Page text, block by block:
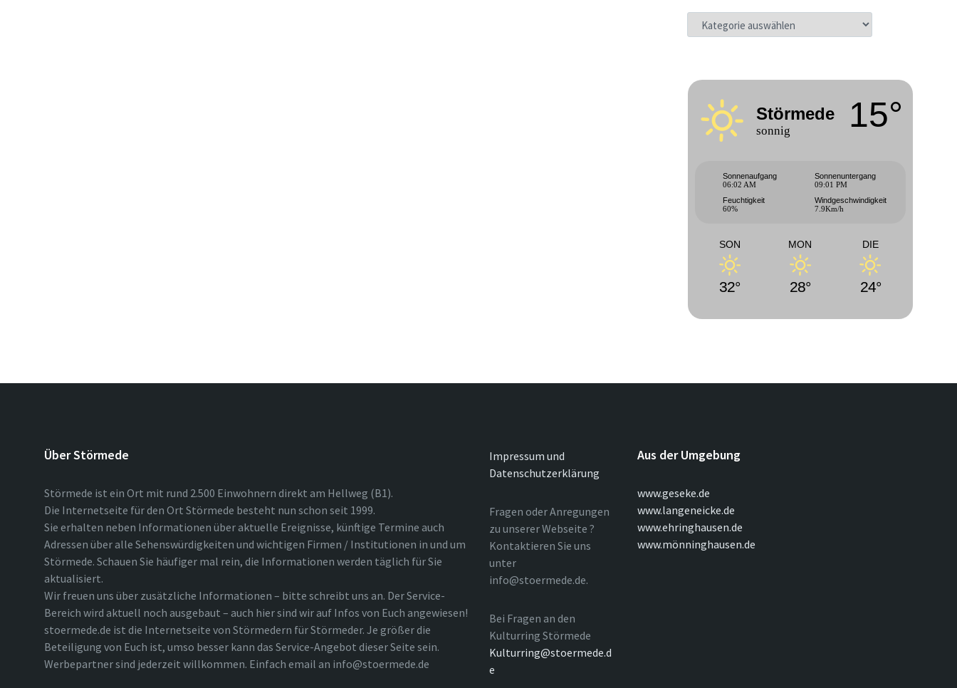
KATEGORIEN
Störmede
sonnig 15°
Sonnenaufgang
06:02 AM
Sonnenuntergang
09:01 PM
Feuchtigkeit
60%
Windgeschwindigkeit
7.9Km/h
SON
32°
MON
28°
DIE
24°
Über Störmede
Störmede ist ein Ort mit rund 2.500 Einwohnern direkt am Hellweg (B1).
Die Internetseite für den Ort Störmede besteht nun schon seit 1999.
Sie erhalten neben Informationen über aktuelle Ereignisse, künftige Termine auch
Adressen über alle Sehenswürdigkeiten und wichtigen Firmen / Institutionen in und um
Störmede. Schauen Sie häufiger mal rein, die Informationen werden täglich für Sie
aktualisiert.
Wir freuen uns über zusätzliche Informationen – bitte schreibt uns an. Der Service-
Bereich wird aktuell noch ausgebaut – auch hier sind wir auf Infos von Euch angewiesen!
stoermede.de ist die Internetseite von Störmedern für Störmeder. Je größer die
Beteiligung von Euch ist, umso besser kann das Service-Angebot dieser Seite sein.
Werbepartner sind jederzeit willkommen. Einfach email an info@stoermede.de
Impressum und
Datenschutzerklärung
Fragen oder Anregungen
zu unserer Webseite ?
Kontaktieren Sie uns
unter
info@stoermede.de.
Bei Fragen an den
Kulturring Störmede
Kulturring@stoermede.d
e
Aus der Umgebung
www.geseke.de
www.langeneicke.de
www.ehringhausen.de
www.mönninghausen.de